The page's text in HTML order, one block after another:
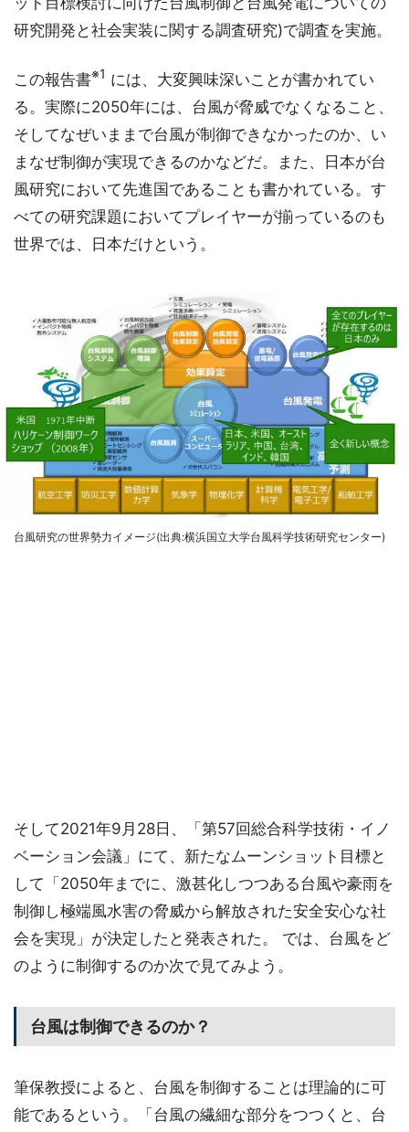
研究開発と社会実装に関する調査研究)で調査を実施。
この報告書※1 には、大変興味深いことが書かれてい
る。実際に2050年には、台風が脅威でなくなること、
そしてなぜいままで台風が制御できなかったのか、い
まなぜ制御が実現できるのかなどだ。また、日本が台
風研究において先進国であることも書かれている。す
べての研究課題においてプレイヤーが揃っているのも
世界では、日本だけという。
台風研究の世界勢力イメージ(出典:横浜国立大学台風科学技術研究センター)
そして2021年9月28日、「第57回総合科学技術・イノ
ベーション会議」にて、新たなムーンショット目標と
して「2050年までに、激甚化しつつある台風や豪雨を
制御し極端風水害の脅威から解放された安全安心な社
会を実現」が決定したと発表された。 では、台風をど
のように制御するのか次で見てみよう。
台風は制御できるのか？
筆保教授によると、台風を制御することは理論的に可
能であるという。「台風の繊細な部分をつつくと、台